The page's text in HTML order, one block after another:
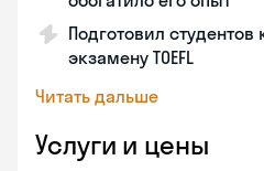
Подготовил
экзамену TOEFL
Читать дальше
Услуги и цены